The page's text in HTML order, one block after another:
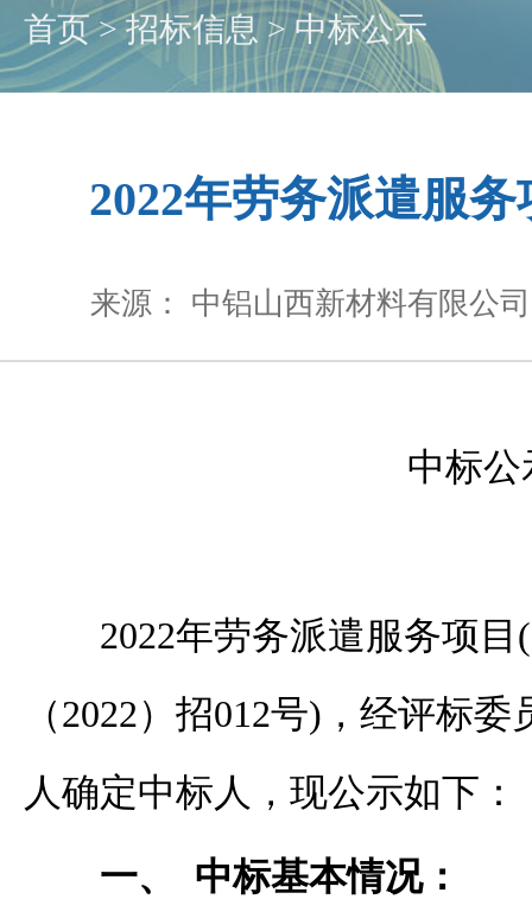
首页>招标信息 >中标公示
2022年劳务派遣服
来源： 中铝山西新材料有限公司
中标公
2022年劳务派遣服务项目 (
（2022）招012号) ，经评标
人确定中标人，现公示如下：
一、
中标基本情况：